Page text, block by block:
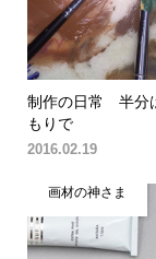
制作の日常 半分
もりで
2016.02.19
画材の神さま